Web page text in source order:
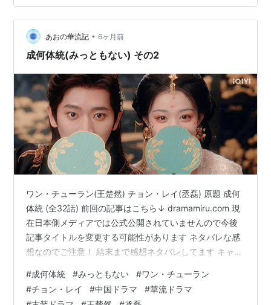
る。 澹の母親の友人？だったらしいが、ものすごく強
い、癖も強い(笑) なんと男にも女にもなれる…
あおの華流記 • 6ヶ月前
成何体統(みっともない) その2
ワン・チューラン(王楚然) チョン・レイ(丞磊) 原題 成何
体統 (全32話) 前回の記事はこちら↓ dramamiru.com 現
在日本側メディアでは公式公開されていませんので今後
記事タイトルを変更する可能性があります ネタバレな感
想なのでご注意！ 結末まで感想ネタバレしてます キャラ
は出会ってすぐに二人ともこの世界の人間じゃなくて現
代からやってきたと気がついた。 その瞬間から二人の共
#成何体統 #みっともない #ワン・チューラン
#チョン・レイ #中国ドラマ #華流ドラマ